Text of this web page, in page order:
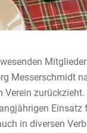
Messerschmidt
in diversen